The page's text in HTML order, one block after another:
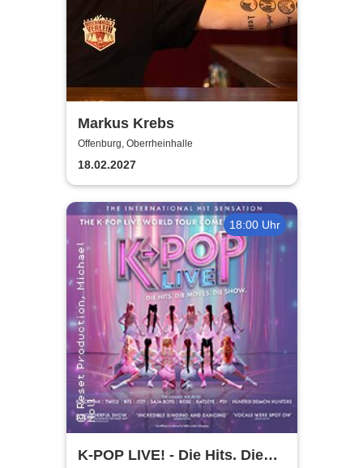
Markus Krebs
Offenburg, Oberrheinhalle
18.02.2027
18:00 Uhr
K-POP LIVE! - Die Hits. Die